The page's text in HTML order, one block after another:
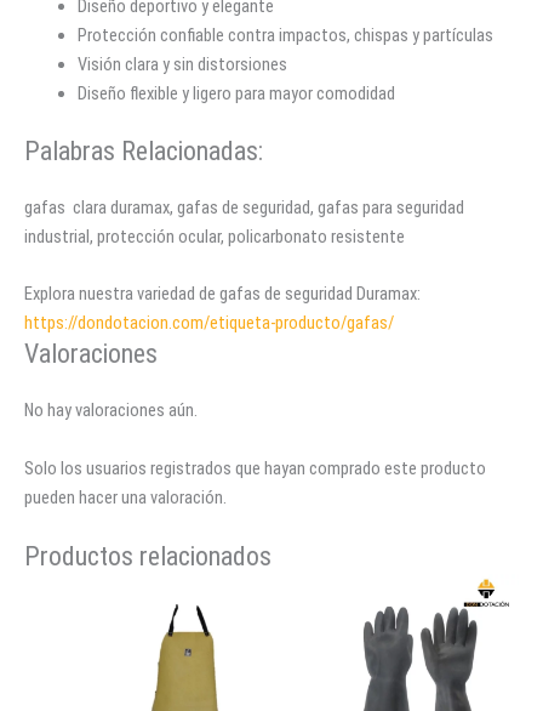
Diseño deportivo y elegante
Protección confiable contra impactos, chispas y partículas
Visión clara y sin distorsiones
Diseño flexible y ligero para mayor comodidad
Palabras Relacionadas:
gafas clara duramax, gafas de seguridad, gafas para seguridad
industrial, protección ocular, policarbonato resistente
Explora nuestra variedad de gafas de seguridad Duramax:
https://dondotacion.com/etiqueta-producto/gafas/
Valoraciones
No hay valoraciones aún.
Solo los usuarios registrados que hayan comprado este producto
pueden hacer una valoración.
Productos relacionados